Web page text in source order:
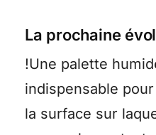
La prochaine
!Une palette
indispensable
la surface sur